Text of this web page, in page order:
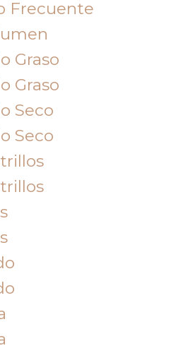
Frecuente
Graso
Graso
Seco
Seco